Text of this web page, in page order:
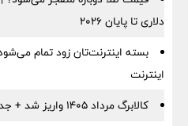
دلاری تا پایان ۲۰۲۶
بسته اینترنت‌تان زود تمام
اینترنت
کالابرگ مرداد ۱۴۰۵ واریز شد + جدول زمان و مبلغ کالابرگ